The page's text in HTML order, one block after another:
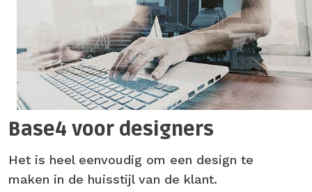
Base4 voor designers
Het is heel eenvoudig om een design te
maken in de huisstijl van de klant.